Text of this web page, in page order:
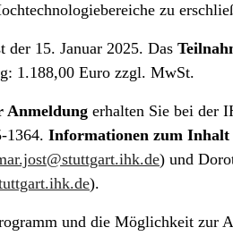
zu
der 15. Januar 2025. Das
1.188,00 Euro zzgl. MwSt.
Anmeldung erhalten Sie bei der
1364. Informationen zum Inhalt
) und
).
und die Möglichkeit zur